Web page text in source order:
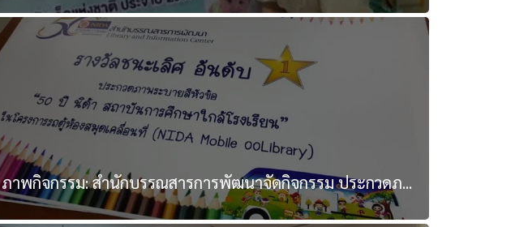
ภาพกิจกรรม: สำนักบรรณสารการพัฒนาจัดกิจกรรม ประกวดภ...